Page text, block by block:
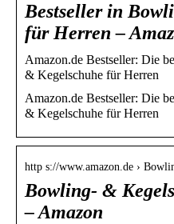
Bestseller in
für Herren –
Amazon.de Bestseller: Die
& Kegelschuhe für Herren
Amazon.de Bestseller: Die
& Kegelschuhe für Herren
http s://www.amazon.de ›
Bowling- &
– Amazon